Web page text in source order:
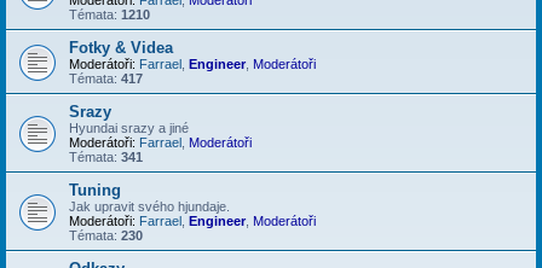
Témata: 1210
Fotky & Videa
Moderátoři: Farrael Engineer, Moderátoři
Témata: 417
Srazy
Hyundai srazy a jiné
Moderátoři: Farrael Moderátoři
Témata: 341
Tuning
Jak upravit svého hjundaje.
Moderátoři: Farrael Engineer, Moderátoři
Témata: 230